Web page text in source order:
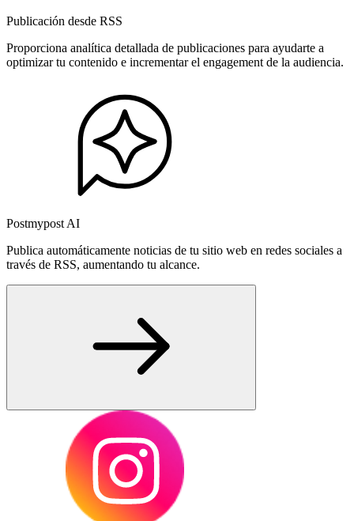
Publicación desde RSS
Proporciona analítica detallada de publicaciones para ayudarte a
optimizar tu contenido e incrementar el engagement de la audiencia.
Postmypost AI
Publica automáticamente noticias de tu sitio web en redes sociales a
través de RSS, aumentando tu alcance.